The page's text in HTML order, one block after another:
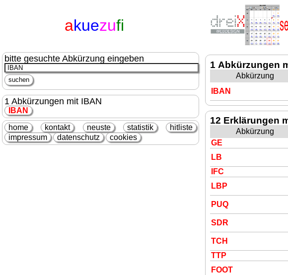
akuezufi
bitte gesuchte Abkürzung eingeben
1 Abkürzungen mit IBAN
IBAN
home kontakt neuste statistik
hitliste
impressum
datenschutz cookies
1 Abkürzungen
Abkürzung
IBAN
12 Erklärungen
Abkürzung
GE
LB
IFC
LBP
PUQ
SDR
TCH
TTP
FOOT